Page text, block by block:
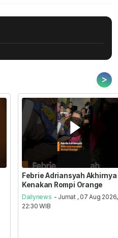
>
Febrie Adriansyah Akhirnya
Kenakan Rompi Orange
Dailynews - Jumat , 07 Aug 2026,
22:30 WIB